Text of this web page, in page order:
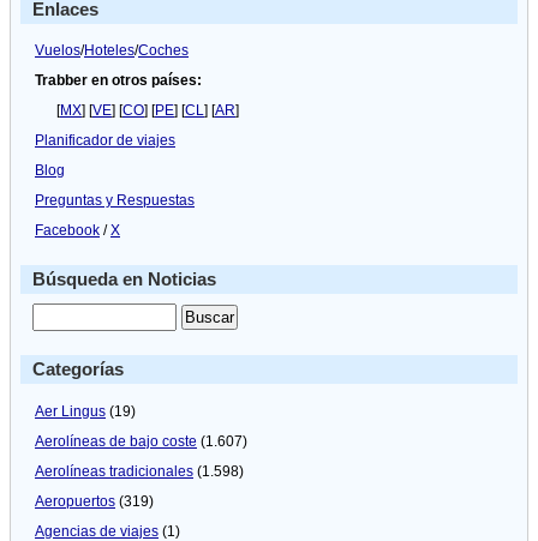
Enlaces
Vuelos/Hoteles/Coches
Trabber en otros países:
[MX] [VE] [CO] [PE] [CL] [AR]
Planificador de viajes
Blog
Preguntas y Respuestas
Facebook /X
Búsqueda en Noticias
Categorías
Aer Lingus (19)
Aerolíneas de bajo coste (1.607)
Aerolíneas tradicionales (1.598)
Aeropuertos (319)
Agencias de viajes (1)